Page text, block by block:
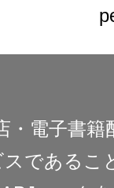
・電子書
であるこ